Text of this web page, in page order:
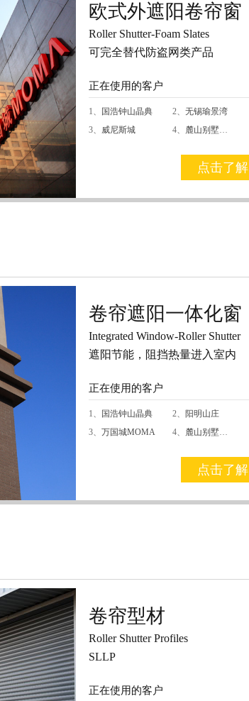
欧式外遮阳卷帘窗
Roller Shutter-Foam Slates
可完全替代防盗网类产品
正在使用的客户
1、 国浩钟山晶典 2、 无锡瑜景湾
3、 威尼斯城 4、 麓山别墅…
点击了解
卷帘遮阳一体化窗
Integrated Window-Roller Shutter
遮阳节能，阻挡热量进入室内
正在使用的客户
1、 国浩钟山晶典 2、
阳明山庄
3、 万国城MOMA 4、 麓山别墅…
点击了解
卷帘型材
Roller Shutter Profiles
SLLP
正在使用的客户